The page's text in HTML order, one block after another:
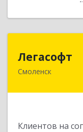
Легасофт
Смоленск
Клиентов на
214018,